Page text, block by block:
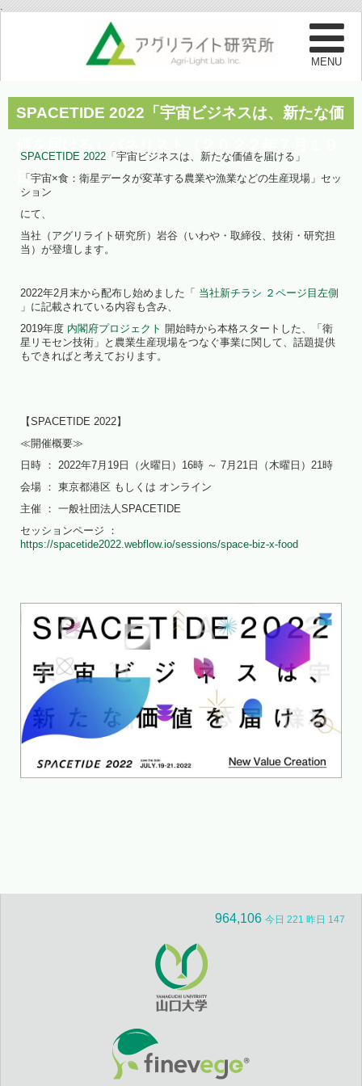
.
SPACETIDE 2022「宇宙ビジネスは、新たな価
日）
SPACETIDE 2022 「宇宙ビジネスは、新たな価値を届ける」
「宇宙×食：衛星データが変革する農業や漁業などの生産現場」セッ
ション
にて、
当社（アグリライト研究所）岩谷（いわや・取締役、技術・研究担
当）が登壇します。
2022年2月末から配布し始めました「 当社新チラシ ２ページ目左側
」に記載されている内容も含み、
2019年度 内閣府プロジェクト 開始時から本格スタートした、「衛
星リモセン技術」と農業生産現場をつなぐ事業に関して、話題提供
もできればと考えております。
【SPACETIDE 2022】
≪開催概要≫
日時 ： 2022年7月19日（火曜日）16時 ～ 7月21日（木曜日）21時
会場 ： 東京都港区 もしくは オンライン
主催 ： 一般社団法人SPACETIDE
セッションページ ：
https://spacetide2022.webflow.io/sessions/space-biz-x-food
964,106 今日 221 昨日 147